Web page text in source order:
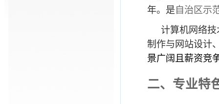
年。是 自治区示
计算机网络
制作与网站设计
景广阔且薪资竞
二、专业特